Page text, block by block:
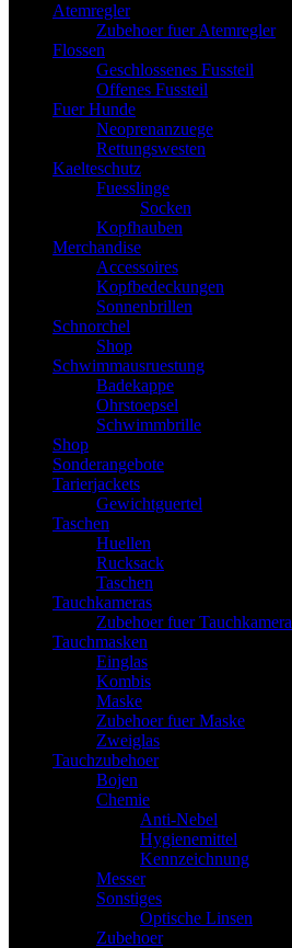
Atemregler
Zubehoer fuer Atemregler
Flossen
Geschlossenes Fussteil
Offenes Fussteil
Fuer Hunde
Neoprenanzuege
Rettungswesten
Kaelteschutz
Fuesslinge
Socken
Kopfhauben
Merchandise
Accessoires
Kopfbedeckungen
Sonnenbrillen
Schnorchel
Shop
Schwimmausruestung
Badekappe
Ohrstoepsel
Schwimmbrille
Shop
Sonderangebote
Tarierjackets
Gewichtguertel
Taschen
Huellen
Rucksack
Taschen
Tauchkameras
Zubehoer fuer Tauchkamera
Tauchmasken
Einglas
Kombis
Maske
Zubehoer fuer Maske
Zweiglas
Tauchzubehoer
Bojen
Chemie
Anti-Nebel
Hygienemittel
Kennzeichnung
Messer
Sonstiges
Optische Linsen
Zubehoer